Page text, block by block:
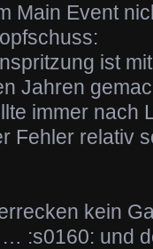
Main Event
ist
Jahren
immer nach
Fehler relativ
kein
:s0160: und